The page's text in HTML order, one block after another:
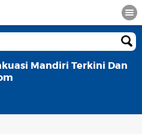
Mandiri Terkini Dan